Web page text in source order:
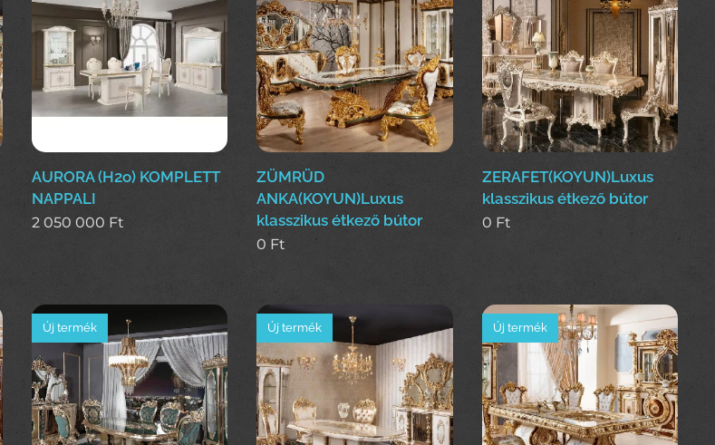
AURORA (H2o) KOMPLETT
NAPPALI
2 050 000 Ft
ZÜMRÜD
ANKA(KOYUN)Luxus
klasszikus étkező bútor
0 Ft
ZERAFET(KOYUN)Luxus
klasszikus étkező bútor
0 Ft
Új termék Új termék Új termék